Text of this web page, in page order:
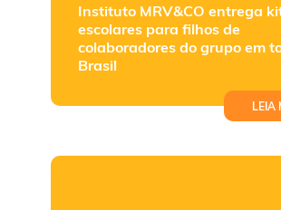
Instituto MRV&CO entrega
escolares para filhos de
colaboradores do grupo em
Brasil
LEIA